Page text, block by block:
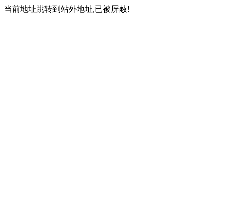
当前地址跳转到站外地址,已被屏蔽!